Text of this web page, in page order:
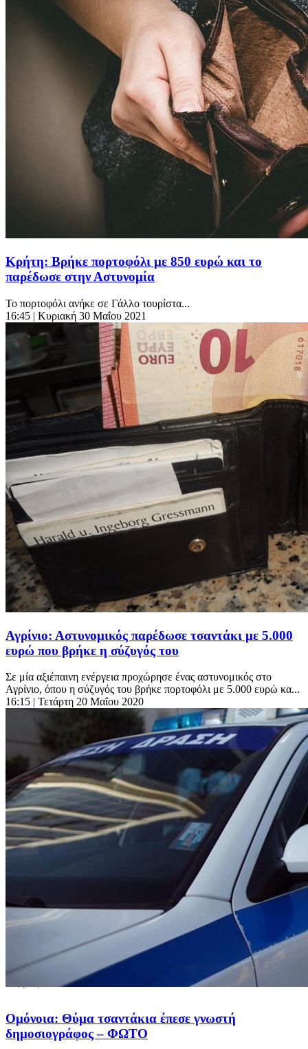
Κρήτη: Βρήκε πορτοφόλι με 850 ευρώ και το
παρέδωσε στην Αστυνομία
Το πορτοφόλι ανήκε σε Γάλλο τουρίστα...
16:45 | Κυριακή 30 Μαΐου 2021
Αγρίνιο: Αστυνομικός παρέδωσε τσαντάκι με 5.000
ευρώ που βρήκε η σύζυγός του
Σε μία αξιέπαινη ενέργεια προχώρησε ένας αστυνομικός στο
Αγρίνιο, όπου η σύζυγός του βρήκε πορτοφόλι με 5.000 ευρώ κα...
16:15 | Τετάρτη 20 Μαΐου 2020
Ομόνοια: Θύμα τσαντάκια έπεσε γνωστή
δημοσιογράφος – ΦΩΤΟ